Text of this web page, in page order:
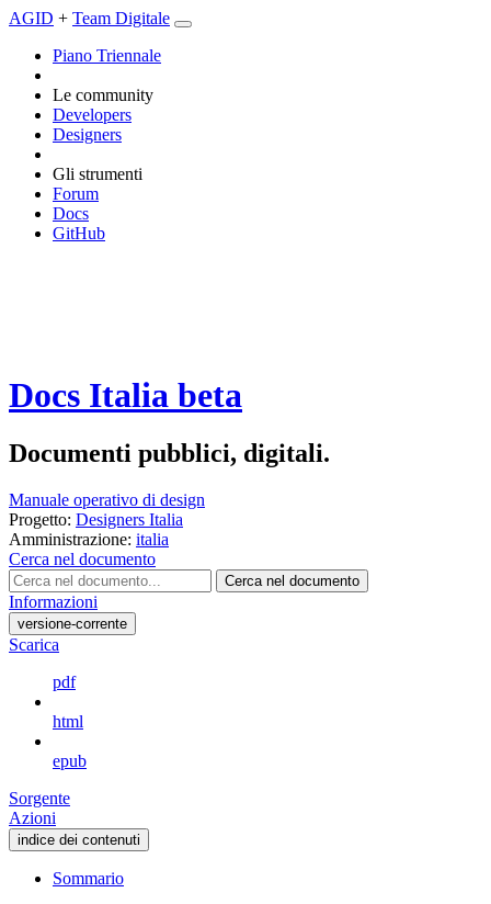
AGID + Team Digitale
Piano Triennale
Le community
Developers
Designers
Gli strumenti
Forum
Docs
GitHub
Docs Italia beta
Documenti pubblici, digitali.
Manuale operativo di design
Progetto: Designers Italia
Amministrazione: italia
Cerca nel documento
Cerca nel documento
Informazioni
versione-corrente
Scarica
pdf
html
epub
Sorgente
Azioni
indice dei contenuti
Sommario